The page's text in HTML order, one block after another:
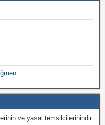
ve yasal temsilcilerinindir.